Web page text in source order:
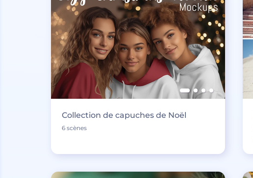
Collection de capuches de Noël
6 scènes